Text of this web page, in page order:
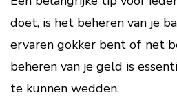
doet, is het beheren van je
ervaren gokker bent of net
beheren van je geld is
te kunnen wedden.